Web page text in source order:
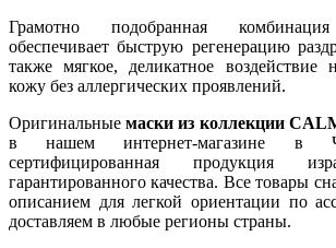
Грамотно подобранная комбинация
обеспечивает быструю регенерацию
также мягкое, деликатное воздействие
кожу без аллергических проявлений.
Оригинальныемаски из коллекции
в нашем интернет-магазине в
сертифицированная продукция
гарантированного качества. Все товары
описанием для легкой ориентации по
доставляем в любые регионы страны.